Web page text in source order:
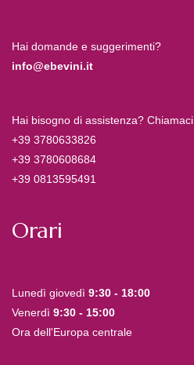
Hai domande e suggerimenti?
info@ebevini.it
Hai bisogno di assistenza? Chiamaci.
+39 3780633826
+39 3780608684
+39 0813595491
Orari
Lunedì giovedì 9:30 - 18:00
Venerdì 9:30 - 15:00
Ora dell'Europa centrale